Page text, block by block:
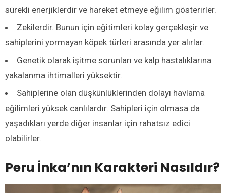
sürekli enerjiklerdir ve hareket etmeye eğilim gösterirler.
Zekilerdir. Bunun için eğitimleri kolay gerçekleşir ve
sahiplerini yormayan köpek türleri arasında yer alırlar.
Genetik olarak işitme sorunları ve kalp hastalıklarına
yakalanma ihtimalleri yüksektir.
Sahiplerine olan düşkünlüklerinden dolayı havlama
eğilimleri yüksek canlılardır. Sahipleri için olmasa da
yaşadıkları yerde diğer insanlar için rahatsız edici
olabilirler.
Peru İnka’nın Karakteri Nasıldır?